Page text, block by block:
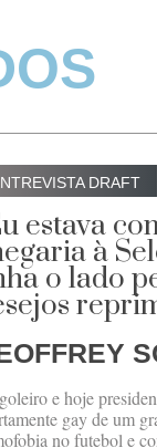
DRAFT
estava
à
o lado
e hoje
gay de um
no futebol e